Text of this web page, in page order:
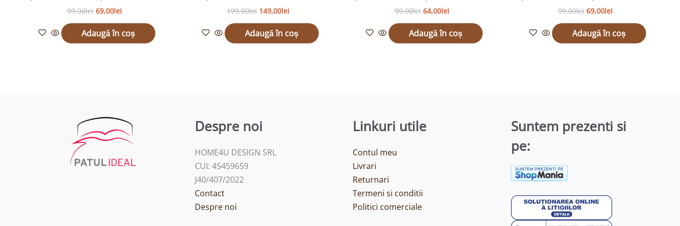
99,00lei 69,00lei
Adaugă în coș
199,00lei 149,00lei
Adaugă în coș
99,00lei 64,00lei
Adaugă în coș
99,00lei 69,00lei
Adaugă în coș
Despre noi
HOME4U DESIGN SRL
CUI: 45459659
J40/407/2022
Contact
Despre noi
Linkuri utile
Contul meu
Livrari
Returnari
Termeni si conditii
Politici comerciale
Suntem prezenti si
pe: